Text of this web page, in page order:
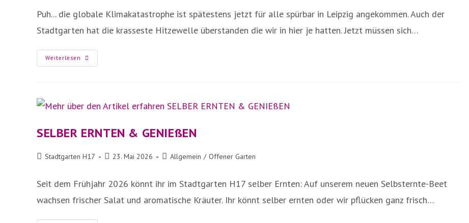
Puh... die globale Klimakatastrophe ist spätestens jetzt für alle spürbar in Leipzig angekommen. Auch der
Stadtgarten hat die krasseste Hitzewelle überstanden die wir in hier je hatten. Jetzt müssen sich…
Weiterlesen Hitzewelle
Überstanden?
Neuen
Der
H17
SELBER ERNTEN & GENIEßEN
Beitrags-
Stadtgarten H17
Beitrag
23. Mai 2026
Beitrags-
Allgemein / Offener Garten
Seit dem Frühjahr 2026 könnt ihr im Stadtgarten H17 selber Ernten: Auf unserem neuen Selbsternte-Beet
wachsen frischer Salat und aromatische Kräuter. Ihr könnt selber ernten oder wir pflücken ganz frisch…